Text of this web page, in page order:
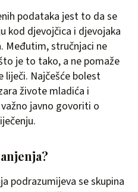
podataka jest to da se
kod djevojčica i djevojaka
Međutim, stručnjaci ne
je to tako, a ne pomaže
liječi. Najčešće bolest
živote mladića i
javno govoriti o
podrazumijeva se skupina